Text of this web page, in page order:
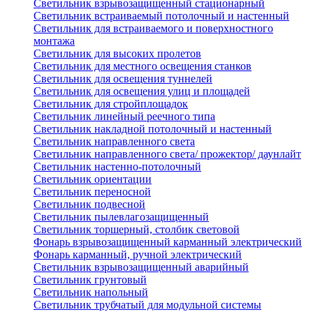
Светильник взрывозащищенный стационарный
Светильник встраиваемый потолочный и настенный
Светильник для встраиваемого и поверхностного
монтажа
Светильник для высоких пролетов
Светильник для местного освещения станков
Светильник для освещения туннелей
Светильник для освещения улиц и площадей
Светильник для стройплощадок
Светильник линейный реечного типа
Светильник накладной потолочный и настенный
Светильник направленного света
Светильник направленного света/ прожектор/ даунлайт
Светильник настенно-потолочный
Светильник ориентации
Светильник переносной
Светильник подвесной
Светильник пылевлагозащищенный
Светильник торшерный, столбик световой
Фонарь взрывозащищенный карманный электрический
Фонарь карманный, ручной электрический
Светильник взрывозащищенный аварийный
Светильник грунтовый
Светильник напольный
Светильник трубчатый для модульной системы